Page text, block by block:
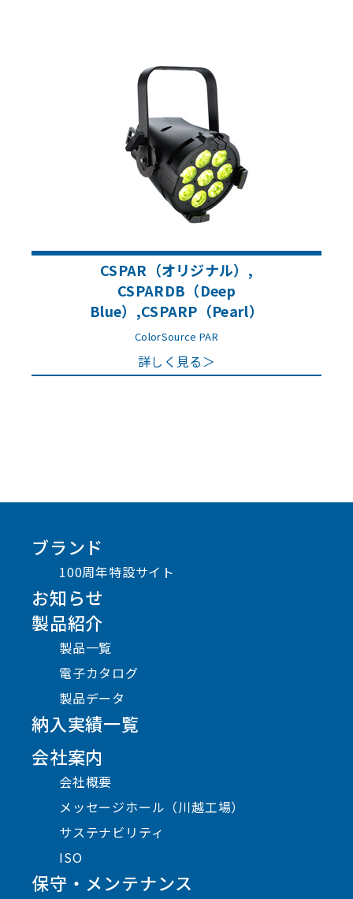
CSPAR（オリジナル）,
CSPARDB（Deep
Blue）,CSPARP（Pearl）
ColorSource PAR
詳しく見る＞
ブランド
100周年特設サイト
お知らせ
製品紹介
製品一覧
電子カタログ
製品データ
納入実績一覧
会社案内
会社概要
メッセージホール（川越工場）
サステナビリティ
ISO
保守・メンテナンス